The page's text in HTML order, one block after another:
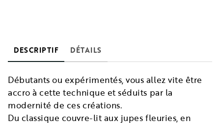
DESCRIPTIF DÉTAILS
Débutants ou expérimentés, vous allez vite être
accro à cette technique et séduits par la
modernité de ces créations.
Du classique couvre-lit aux jupes fleuries, en